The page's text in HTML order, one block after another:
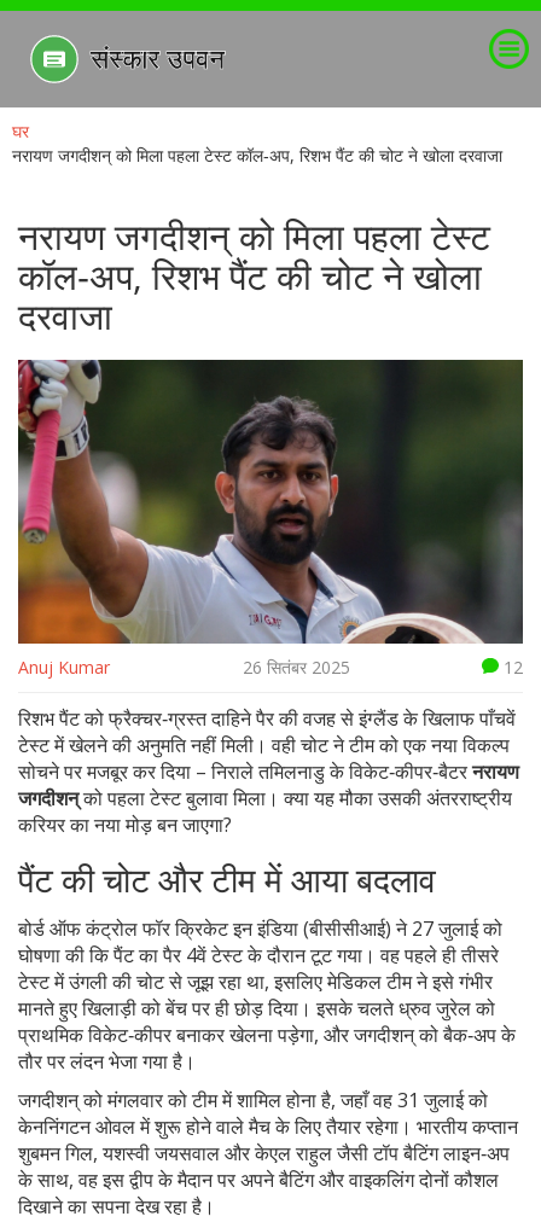
घर
नरायण जगदीशन् को मिला पहला टेस्ट कॉल‑अप, रिशभ पैंट की चोट ने खोला दरवाजा
नरायण जगदीशन् को मिला पहला टेस्ट
कॉल‑अप, रिशभ पैंट की चोट ने खोला
दरवाजा
Anuj Kumar 26 सितंबर 2025 12
रिशभ पैंट को फ्रैक्चर‑ग्रस्त दाहिने पैर की वजह से इंग्लैंड के खिलाफ पाँचवें
टेस्ट में खेलने की अनुमति नहीं मिली। वही चोट ने टीम को एक नया विकल्प
सोचने पर मजबूर कर दिया – निराले तमिलनाडु के विकेट‑कीपर‑बैटरनरायण
जगदीशन्को पहला टेस्ट बुलावा मिला। क्या यह मौका उसकी अंतरराष्ट्रीय
करियर का नया मोड़ बन जाएगा?
पैंट की चोट और टीम में आया बदलाव
बोर्ड ऑफ कंट्रोल फॉर क्रिकेट इन इंडिया (बीसीसीआई) ने 27 जुलाई को
घोषणा की कि पैंट का पैर 4वें टेस्ट के दौरान टूट गया। वह पहले ही तीसरे
टेस्ट में उंगली की चोट से जूझ रहा था, इसलिए मेडिकल टीम ने इसे गंभीर
मानते हुए खिलाड़ी को बेंच पर ही छोड़ दिया। इसके चलते ध्रुव जुरेल को
प्राथमिक विकेट‑कीपर बनाकर खेलना पड़ेगा, और जगदीशन् को बैक‑अप के
तौर पर लंदन भेजा गया है।
जगदीशन् को मंगलवार को टीम में शामिल होना है, जहाँ वह 31 जुलाई को
केननिंगटन ओवल में शुरू होने वाले मैच के लिए तैयार रहेगा। भारतीय कप्तान
शुबमन गिल, यशस्वी जयसवाल और केएल राहुल जैसी टॉप बैटिंग लाइन‑अप
के साथ, वह इस द्वीप के मैदान पर अपने बैटिंग और वाइकलिंग दोनों कौशल
दिखाने का सपना देख रहा है।